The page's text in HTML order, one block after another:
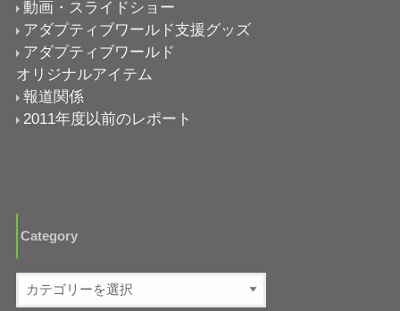
動画・スライドショー
アダプティブワールド支援グッズ
アダプティブワールド
オリジナルアイテム
報道関係
2011年度以前のレポート
Category